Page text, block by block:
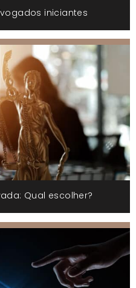
iniciantes
Qual escolher?